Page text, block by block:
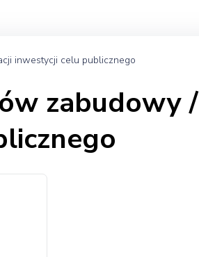
inwestycji celu publicznego
zabudowy /